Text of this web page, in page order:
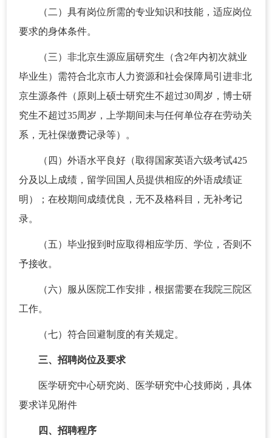
（二）具有岗位所需的专业知识和技能，适应岗位
要求的身体条件。
（三）非北京生源应届研究生（含2年内初次就业
毕业生）需符合北京市人力资源和社会保障局引进非北
京生源条件（原则上硕士研究生不超过30周岁，博士研
究生不超过35周岁，上学期间未与任何单位存在劳动关
系，无社保缴费记录等）。
（四）外语水平良好（取得国家英语六级考试425
分及以上成绩，留学回国人员提供相应的外语成绩证
明）；在校期间成绩优良，无不及格科目，无补考记
录。
（五）毕业报到时应取得相应学历、学位，否则不
予接收。
（六）服从医院工作安排，根据需要在我院三院区
工作。
（七）符合回避制度的有关规定。
三、招聘岗位及要求
医学研究中心研究岗、医学研究中心技师岗，具体
要求详见附件
四、招聘程序